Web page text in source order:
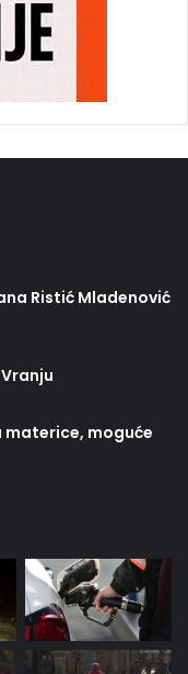
Ristić Mladenović
materice, moguće